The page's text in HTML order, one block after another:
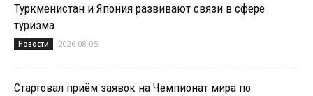
Туркменистан и Япония развивают связи в сфере
туризма
Новости 2026-08-05
Стартовал приём заявок на Чемпионат мира по